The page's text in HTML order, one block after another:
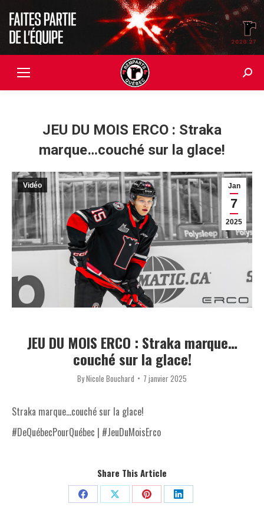
JEU DU MOIS ERCO : Straka
marque…couché sur la glace!
Jan
7
2025
Vidéo
JEU DU MOIS ERCO : Straka marque…
couché sur la glace!
ByNicole Bouchard 7 janvier 2025
Straka marque…couché sur la glace!
#DeQuébecPourQuébec | #JeuDuMoisErco
Share This Article
Share
Share
Share
Share